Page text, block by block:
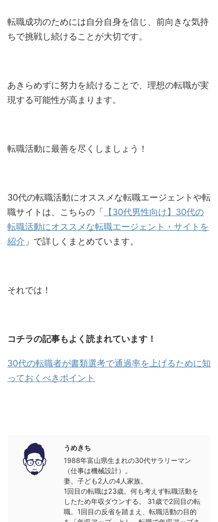
転職成功のためには自分自身を信じ、前向きな気持
ちで挑戦し続けることが大切です。
あきらめずに努力を続けることで、理想の転職が実
現する可能性が高まります。
転職活動に最善を尽くしましょう！
30代の転職活動にオススメな転職エージェントや転
職サイトは、こちらの「
【30代男性向け】30代の
転職活動にオススメな転職エージェント・サイトを
紹介 」で詳しくまとめています。
それでは！
コチラの記事もよく読まれています！
30代の転職者が書類選考で通過率を上げるために知
っておくべきポイント
うめきち
1988年富山県生まれの30代サラリーマン
（仕事は機械設計）。
妻、子ども2人の4人家族。
1回目の転職は23歳。何も考えず転職活動を
したため年収ダウンする。 31歳で2回目の転
職。1回目の反省を踏まえ、転職活動の目的